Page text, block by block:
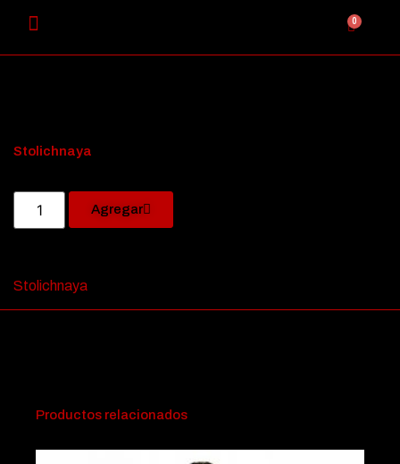
0
Stolichnaya
Agregar
Stolichnaya
Productos relacionados